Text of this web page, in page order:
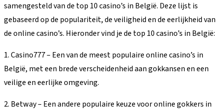
samengesteld van de top 10 casino’s in België. Deze lijst is
gebaseerd op de populariteit, de veiligheid en de eerlijkheid van
de online casino’s. Hieronder vind je de top 10 casino’s in België:
1. Casino777 – Een van de meest populaire online casino’s in
België, met een brede verscheidenheid aan gokkansen en een
veilige en eerlijke omgeving.
2. Betway – Een andere populaire keuze voor online gokkers in